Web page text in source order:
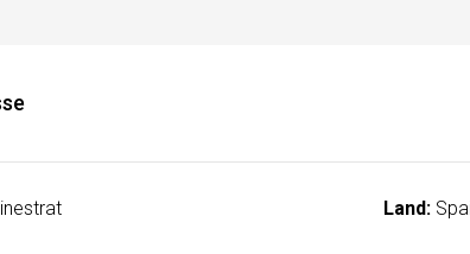
Land: